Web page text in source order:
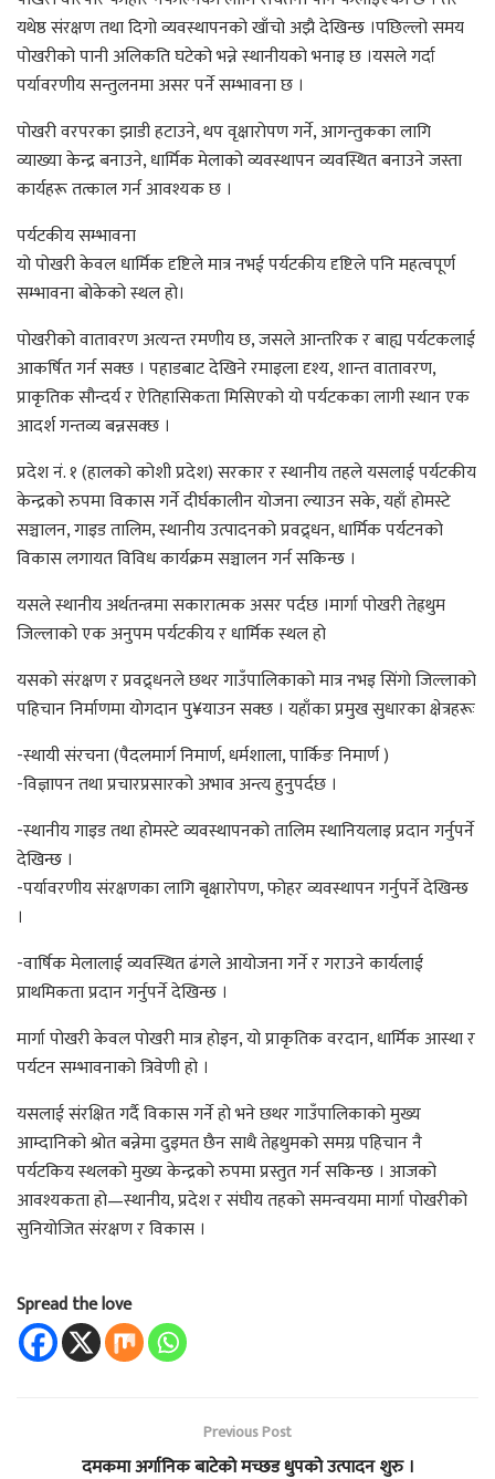
यथेष्ठ संरक्षण तथा दिगो व्यवस्थापनको खाँचो अझै देखिन्छ ।पछिल्लो समय
पोखरीको पानी अलिकति घटेको भन्ने स्थानीयको भनाइ छ ।यसले गर्दा
पर्यावरणीय सन्तुलनमा असर पर्ने सम्भावना छ ।
पोखरी वरपरका झाडी हटाउने, थप वृक्षारोपण गर्ने, आगन्तुकका लागि
व्याख्या केन्द्र बनाउने, धार्मिक मेलाको व्यवस्थापन व्यवस्थित बनाउने जस्ता
कार्यहरू तत्काल गर्न आवश्यक छ ।
पर्यटकीय सम्भावना
यो पोखरी केवल धार्मिक दृष्टिले मात्र नभई पर्यटकीय दृष्टिले पनि महत्वपूर्ण
सम्भावना बोकेको स्थल हो।
पोखरीको वातावरण अत्यन्त रमणीय छ, जसले आन्तरिक र बाह्य पर्यटकलाई
आकर्षित गर्न सक्छ । पहाडबाट देखिने रमाइला दृश्य, शान्त वातावरण,
प्राकृतिक सौन्दर्य र ऐतिहासिकता मिसिएको यो पर्यटकका लागी स्थान एक
आदर्श गन्तव्य बन्नसक्छ ।
प्रदेश नं. १ (हालको कोशी प्रदेश) सरकार र स्थानीय तहले यसलाई पर्यटकीय
केन्द्रको रुपमा विकास गर्ने दीर्घकालीन योजना ल्याउन सके, यहाँ होमस्टे
सञ्चालन, गाइड तालिम, स्थानीय उत्पादनको प्रवद्र्धन, धार्मिक पर्यटनको
विकास लगायत विविध कार्यक्रम सञ्चालन गर्न सकिन्छ ।
यसले स्थानीय अर्थतन्त्रमा सकारात्मक असर पर्दछ ।मार्गा पोखरी तेह्रथुम
जिल्लाको एक अनुपम पर्यटकीय र धार्मिक स्थल हो
यसको संरक्षण र प्रवद्र्धनले छथर गाउँपालिकाको मात्र नभइ सिंगो जिल्लाको
पहिचान निर्माणमा योगदान पु¥याउन सक्छ । यहाँका प्रमुख सुधारका क्षेत्रहरूः
-स्थायी संरचना (पैदलमार्ग निमार्ण, धर्मशाला, पार्किङ निमार्ण )
-विज्ञापन तथा प्रचारप्रसारको अभाव अन्त्य हुनुपर्दछ ।
-स्थानीय गाइड तथा होमस्टे व्यवस्थापनको तालिम स्थानियलाइ प्रदान गर्नुपर्ने
देखिन्छ ।
-पर्यावरणीय संरक्षणका लागि बृक्षारोपण, फोहर व्यवस्थापन गर्नुपर्ने देखिन्छ
।
-वार्षिक मेलालाई व्यवस्थित ढंगले आयोजना गर्ने र गराउने कार्यलाई
प्राथमिकता प्रदान गर्नुपर्ने देखिन्छ ।
मार्गा पोखरी केवल पोखरी मात्र होइन, यो प्राकृतिक वरदान, धार्मिक आस्था र
पर्यटन सम्भावनाको त्रिवेणी हो ।
यसलाई संरक्षित गर्दै विकास गर्ने हो भने छथर गाउँपालिकाको मुख्य
आम्दानिको श्रोत बन्नेमा दुइमत छैन साथै तेह्रथुमको समग्र पहिचान नै
पर्यटकिय स्थलको मुख्य केन्द्रको रुपमा प्रस्तुत गर्न सकिन्छ । आजको
आवश्यकता हो—स्थानीय, प्रदेश र संघीय तहको समन्वयमा मार्गा पोखरीको
सुनियोजित संरक्षण र विकास ।
Spread the love
Previous Post
दमकमा अर्गानिक बाटेको मच्छड धुपको उत्पादन शुरु ।